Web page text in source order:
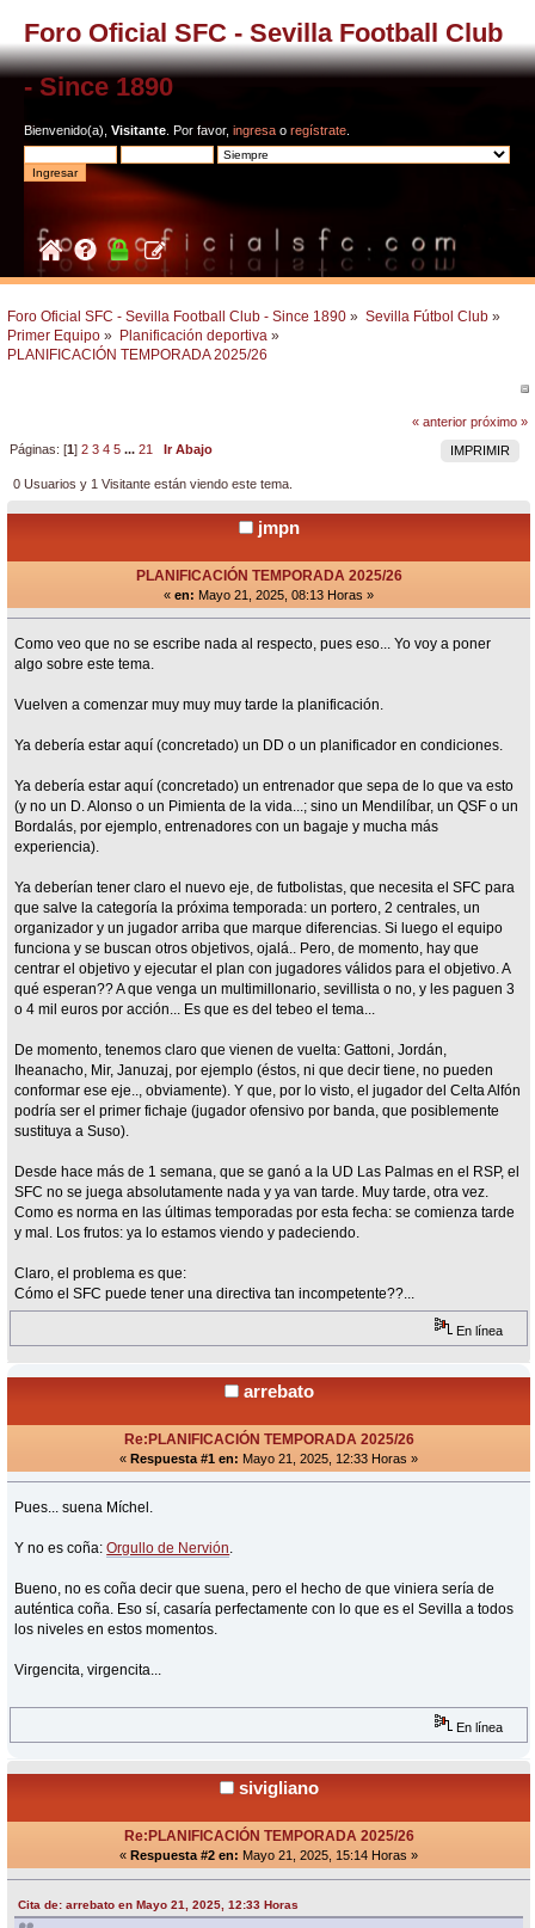
Foro Oficial SFC - Sevilla Football Club
- Since 1890
Bienvenido(a), Visitante . Por favor, ingresa o regístrate
Foro Oficial SFC - Sevilla Football Club - Since 1890 » Sevilla Fútbol Club »
Primer Equipo » Planificación deportiva »
PLANIFICACIÓN TEMPORADA 2025/26
« anterior próximo »
IMPRIMIR
Páginas: [1]2 3 4 5 ...21 Ir Abajo
0 Usuarios y 1 Visitante están viendo este tema.
jmpn
PLANIFICACIÓN TEMPORADA 2025/26
« en: Mayo 21, 2025, 08:13 Horas »
Como veo que no se escribe nada al respecto, pues eso... Yo voy a poner
algo sobre este tema.
Vuelven a comenzar muy muy muy tarde la planificación.
Ya debería estar aquí (concretado) un DD o un planificador en condiciones.
Ya debería estar aquí (concretado) un entrenador que sepa de lo que va esto
(y no un D. Alonso o un Pimienta de la vida...; sino un Mendilíbar, un QSF o un
Bordalás, por ejemplo, entrenadores con un bagaje y mucha más
experiencia).
Ya deberían tener claro el nuevo eje, de futbolistas, que necesita el SFC para
que salve la categoría la próxima temporada: un portero, 2 centrales, un
organizador y un jugador arriba que marque diferencias. Si luego el equipo
funciona y se buscan otros objetivos, ojalá.. Pero, de momento, hay que
centrar el objetivo y ejecutar el plan con jugadores válidos para el objetivo. A
qué esperan?? A que venga un multimillonario, sevillista o no, y les paguen 3
o 4 mil euros por acción... Es que es del tebeo el tema...
De momento, tenemos claro que vienen de vuelta: Gattoni, Jordán,
Iheanacho, Mir, Januzaj, por ejemplo (éstos, ni que decir tiene, no pueden
conformar ese eje.., obviamente). Y que, por lo visto, el jugador del Celta Alfón
podría ser el primer fichaje (jugador ofensivo por banda, que posiblemente
sustituya a Suso).
Desde hace más de 1 semana, que se ganó a la UD Las Palmas en el RSP, el
SFC no se juega absolutamente nada y ya van tarde. Muy tarde, otra vez.
Como es norma en las últimas temporadas por esta fecha: se comienza tarde
y mal. Los frutos: ya lo estamos viendo y padeciendo.
Claro, el problema es que:
Cómo el SFC puede tener una directiva tan incompetente??...
En línea
arrebato
Re:PLANIFICACIÓN TEMPORADA 2025/26
« Respuesta #1 en: Mayo 21, 2025, 12:33 Horas »
Pues... suena Míchel.
Y no es coña:Orgullo de Nervión.
Bueno, no es coña decir que suena, pero el hecho de que viniera sería de
auténtica coña. Eso sí, casaría perfectamente con lo que es el Sevilla a todos
los niveles en estos momentos.
Virgencita, virgencita...
En línea
sivigliano
Re:PLANIFICACIÓN TEMPORADA 2025/26
« Respuesta #2 en: Mayo 21, 2025, 15:14 Horas »
Cita de: arrebato en Mayo 21, 2025, 12:33 Horas